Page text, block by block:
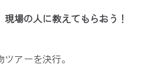
場の人に教えてもらおう！
アーを決行。